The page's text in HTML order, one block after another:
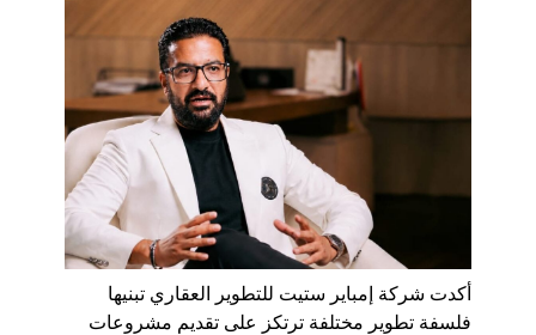
أكدت شركة إمباير ستيت للتطوير العقاري تبنيها
فلسفة تطوير مختلفة ترتكز على تقديم مشروعات